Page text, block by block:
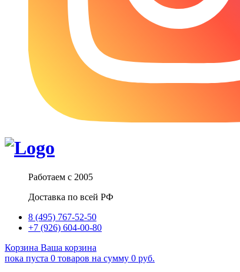
Работаем с 2005
Доставка по всей РФ
8 (495) 767-52-50
+7 (926) 604-00-80
Корзина Ваша корзина
пока пуста 0 товаров на сумму 0 руб.